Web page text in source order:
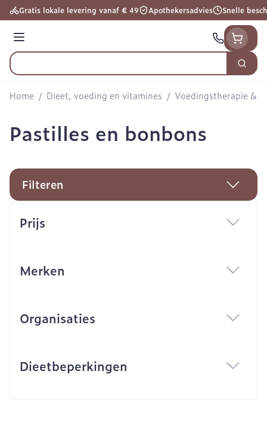
Ga naar de inhoud
Gratis lokale levering vanaf € 49 Apothekersadvies Snelle
Menu
Product, merk, categorie...
Zoek
Home / Dieet, voeding en vitamines / Voedingstherapie &
Pastilles en bonbons
Filteren
Prijs
Merken
Organisaties
Dieetbeperkingen